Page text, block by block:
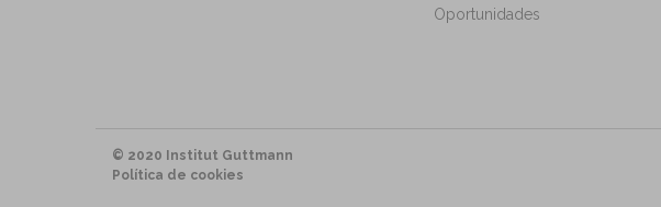
Oportunidades
© 2020 Institut Guttmann
Política de cookies